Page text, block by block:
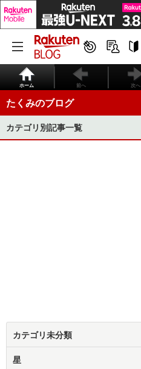
ホーム 前へ 次へ
たくみのブログ
カテゴリ別記事一覧
カテゴリ未分類
星